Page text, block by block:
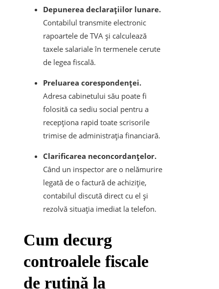
Depunerea declarațiilor lunare.
Contabilul transmite electronic
rapoartele de TVA și calculează
taxele salariale în termenele cerute
de legea fiscală.
Preluarea corespondenței.
Adresa cabinetului său poate fi
folosită ca sediu social pentru a
recepționa rapid toate scrisorile
trimise de administrația financiară.
Clarificarea neconcordanțelor.
Când un inspector are o nelămurire
legată de o factură de achiziție,
contabilul discută direct cu el și
rezolvă situația imediat la telefon.
​Cum decurg
controalele fiscale
de rutină la